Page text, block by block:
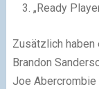
„Ready
Zusätzlich haben
Brandon
Joe Abercrombie